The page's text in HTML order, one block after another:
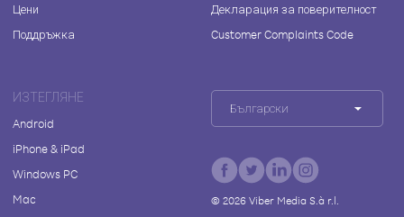
Цени
Поддръжка
Декларация за поверителност
Customer Complaints Code
ИЗТЕГЛЯНЕ
Android
iPhone & iPad
Windows PC
Mac
Български
© 2026Viber Media S.à r.l.